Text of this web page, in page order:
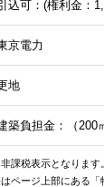
込可：(権利金：
京電力
地
築負担金：（200
課税表示となりま
ページ上部にある